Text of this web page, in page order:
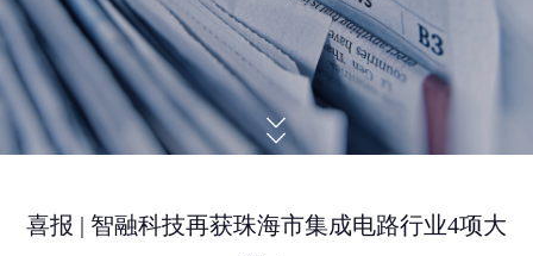
喜报 | 智融科技再获珠海市集成电路行业4项大